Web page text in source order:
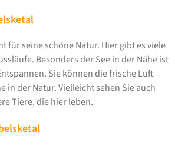
für seine schöne Natur. Hier gibt es viele
Besonders der See in der Nähe ist
Sie können die frische Luft
in der Natur. Vielleicht sehen Sie auch
Tiere, die hier leben.